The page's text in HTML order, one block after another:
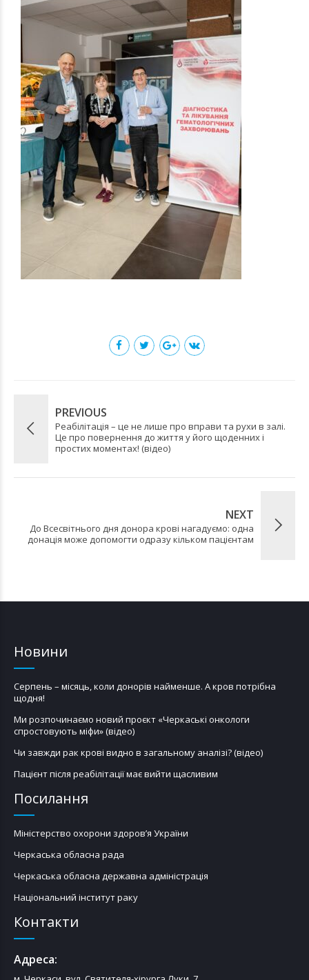
PREVIOUS
Реабілітація – це не лише про вправи та рухи в залі.
Це про повернення до життя у його щоденних і
простих моментах! (відео)
NEXT
До Всесвітнього дня донора крові нагадуємо: одна
донація може допомогти одразу кільком пацієнтам
Новини
Серпень – місяць, коли донорів найменше. А кров потрібна
щодня!
Ми розпочинаємо новий проєкт «Черкаські онкологи
спростовують міфи» (відео)
Чи завжди рак крові видно в загальному аналізі? (відео)
Пацієнт після реабілітації має вийти щасливим
Посилання
Міністерство охорони здоров’я України
Черкаська обласна рада
Черкаська обласна державна адміністрація
Національний інститут раку
Контакти
Адреса: